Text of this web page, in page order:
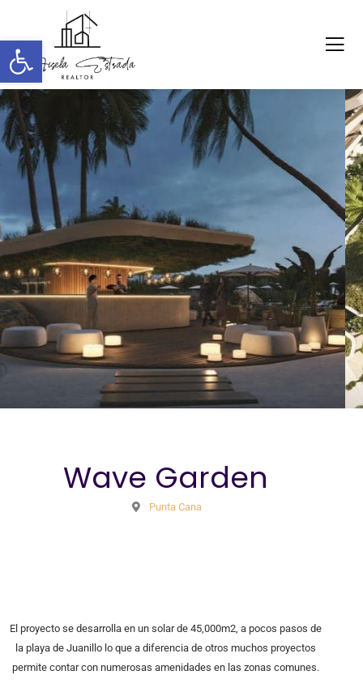
Abrir barra de herramientas
Wave Garden
Punta Cana
El proyecto se desarrolla en un solar de 45,000m2, a pocos pasos de
la playa de Juanillo lo que a diferencia de otros muchos proyectos
permite contar con numerosas amenidades en las zonas comunes.